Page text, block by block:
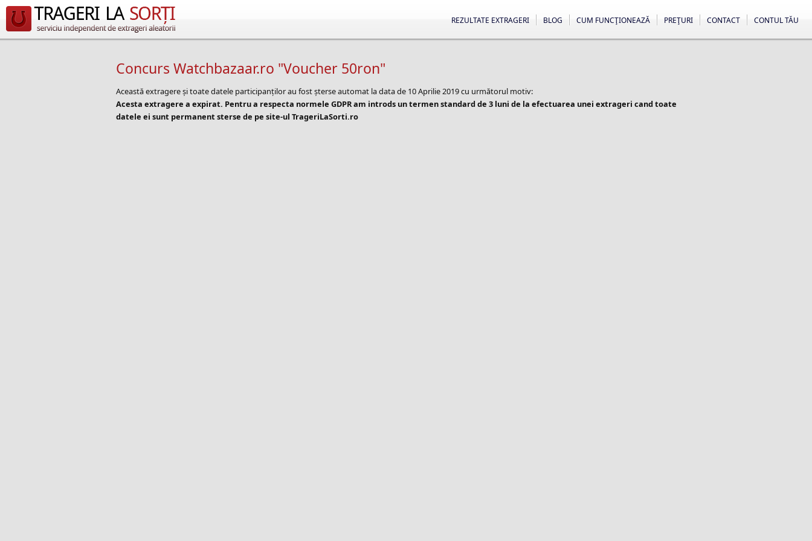
CONTUL TĂU
CONTACT
PREŢURI
CUM FUNCŢIONEAZĂ
BLOG
REZULTATE EXTRAGERI
Concurs Watchbazaar.ro "Voucher 50ron"
Această extragere și toate datele participanților au fost șterse automat la data de 10 Aprilie 2019 cu următorul motiv:
Acesta extragere a expirat. Pentru a respecta normele GDPR am introds un termen standard de 3 luni de la efectuarea unei extrageri cand toate
datele ei sunt permanent sterse de pe site-ul TrageriLaSorti.ro